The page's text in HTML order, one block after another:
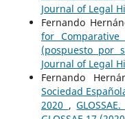
Journal of Legal
Fernando
for
(pospuesto por
Journal of Legal
Fernando
Sociedad
2020 ,